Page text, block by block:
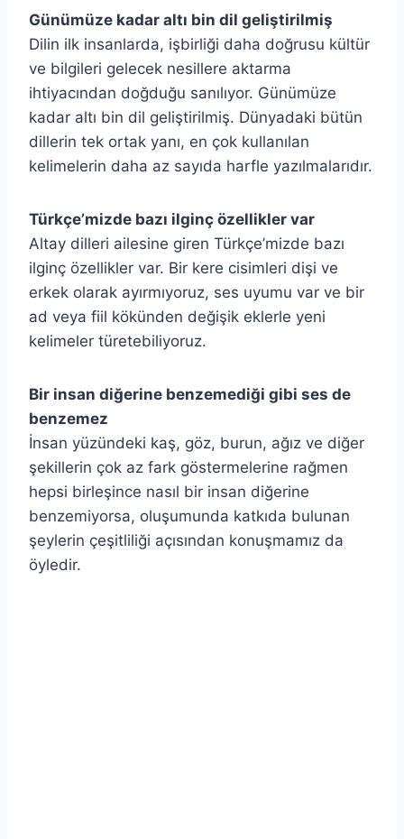
Günümüze kadar altı bin dil geliştirilmiş
Dilin ilk insanlarda, işbirliği daha doğrusu kültür
ve bilgileri gelecek nesillere aktarma
ihtiyacından doğduğu sanılıyor. Günümüze
kadar altı bin dil geliştirilmiş. Dünyadaki bütün
dillerin tek ortak yanı, en çok kullanılan
kelimelerin daha az sayıda harfle yazılmalarıdır.
Türkçe’mizde bazı ilginç özellikler var
Altay dilleri ailesine giren Türkçe’mizde bazı
ilginç özellikler var. Bir kere cisimleri dişi ve
erkek olarak ayırmıyoruz, ses uyumu var ve bir
ad veya fiil kökünden değişik eklerle yeni
kelimeler türetebiliyoruz.
Bir insan diğerine benzemediği gibi ses de
benzemez
İnsan yüzündeki kaş, göz, burun, ağız ve diğer
şekillerin çok az fark göstermelerine rağmen
hepsi birleşince nasıl bir insan diğerine
benzemiyorsa, oluşumunda katkıda bulunan
şeylerin çeşitliliği açısından konuşmamız da
öyledir.